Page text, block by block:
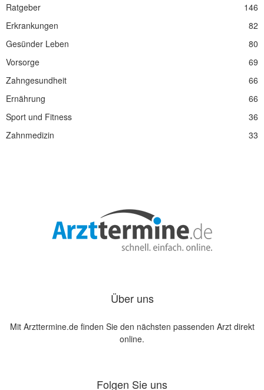
Ratgeber
146
Erkrankungen
82
Gesünder Leben
80
Vorsorge
69
Zahngesundheit
66
Ernährung
66
Sport und Fitness
36
Zahnmedizin
33
Über uns
Mit Arzttermine.de finden Sie den nächsten passenden Arzt direkt
online.
Folgen Sie uns